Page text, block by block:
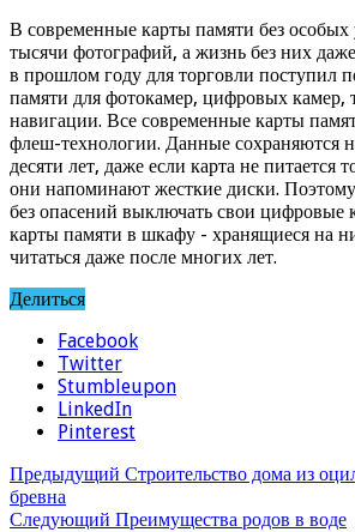
В современные карты памяти без особых
тысячи фотографий, а жизнь без них
в прошлом году для торговли поступил
памяти для фотокамер, цифровых камер,
навигации. Все современные карты
флеш-технологии. Данные сохраняются
десяти лет, даже если карта не питается
они напоминают жесткие диски.
без опасений выключать свои цифровые
карты памяти в шкафу - хранящиеся на
читаться даже после многих лет.
Делиться
Facebook
Twitter
Stumbleupon
LinkedIn
Pinterest
Предыдущий Строительство дома из
бревна
Следующий Преимущества родов в воде